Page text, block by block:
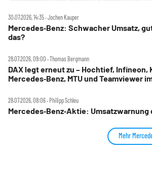
30.07.2026, 14:35 ‧ Jochen Kauper
Mercedes‑Benz: Schwacher Umsatz,
das?
28.07.2026, 09:00 ‧ Thomas Bergmann
DAX legt erneut zu – Hochtief, Infineon,
Mercedes‑Benz, MTU und Teamviewer
28.07.2026, 08:06 ‧ Philipp Schleu
Mercedes‑Benz‑Aktie:
Mehr